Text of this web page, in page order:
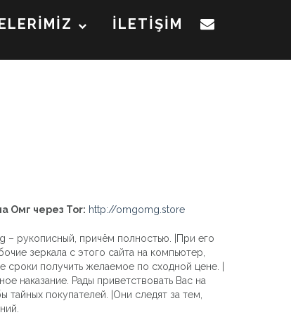
İLETİŞİM
Омг через Tor: http://omgomg.store
– рукописный, причём полностью. |При его
зеркала с этого сайта на компьютер,
получить желаемое по сходной цене. |
наказание. Рады приветствовать Вас на
покупателей. |Они следят за тем,